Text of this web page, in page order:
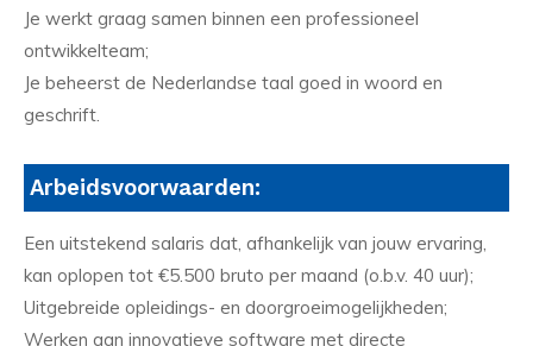
Je werkt graag samen binnen een professioneel
ontwikkelteam;
Je beheerst de Nederlandse taal goed in woord en
geschrift.
Arbeidsvoorwaarden:
Een uitstekend salaris dat, afhankelijk van jouw ervaring,
kan oplopen tot €5.500 bruto per maand (o.b.v. 40 uur);
Uitgebreide opleidings- en doorgroeimogelijkheden;
Werken aan innovatieve software met directe